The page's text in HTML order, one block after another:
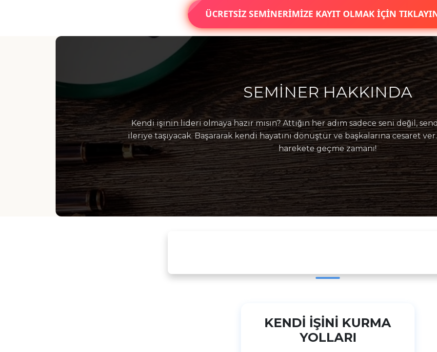
ÜCRETSİZ SEMİNERİMİZE KAYIT OLMAK İÇİN
SEMİNER HAKKINDA
Kendi işinin lideri olmaya hazır mısın? Attığın her adım sadece seni değil,
ileriye taşıyacak. Başararak kendi hayatını dönüştür ve başkalarına cesaret
harekete geçme zamanı!
KENDİ İŞİNİ KURMA
YOLLARI